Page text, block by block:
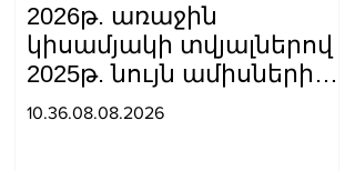
2026թ. առաջին
կիսամյակի տվյալներով
2025թ. նույն ամիսների
համեմատ
10.36.08.08.2026